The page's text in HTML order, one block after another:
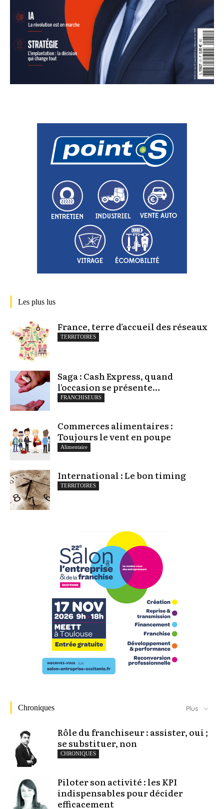
Les plus lus
France, terre d’accueil des réseaux
TERRITOIRES
Saga : Cash Express, quand
l’occasion se présente…
FRANCHISEURS
Commerces alimentaires :
Toujours le vent en poupe
Alimentaire
International : Le bon timing
TERRITOIRES
Chroniques Plus
Rôle du franchiseur : assister, oui ;
se substituer, non
CHRONIQUES
Piloter son activité : les KPI
indispensables pour décider
efficacement